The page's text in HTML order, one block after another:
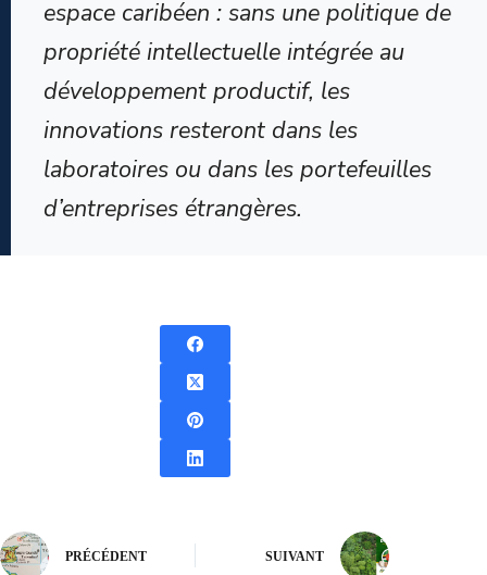
espace caribéen : sans une politique de
propriété intellectuelle intégrée au
développement productif, les
innovations resteront dans les
laboratoires ou dans les portefeuilles
d’entreprises étrangères.
PRÉCÉDENT SUIVANT